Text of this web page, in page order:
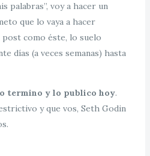
palabras”, voy a hacer un
que lo vaya a hacer
como éste, lo suelo
días (a veces semanas) hasta
termino y lo publico hoy.
y que vos, Seth Godin